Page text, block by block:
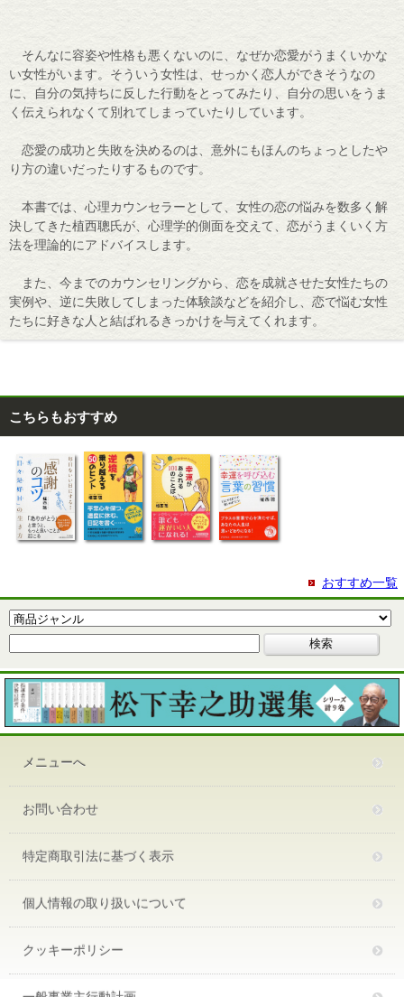
そんなに容姿や性格も悪くないのに、なぜか恋愛がうまくいかな
い女性がいます。そういう女性は、せっかく恋人ができそうなの
に、自分の気持ちに反した行動をとってみたり、自分の思いをうま
く伝えられなくて別れてしまっていたりしています。
恋愛の成功と失敗を決めるのは、意外にもほんのちょっとしたや
り方の違いだったりするものです。
本書では、心理カウンセラーとして、女性の恋の悩みを数多く解
決してきた植西聰氏が、心理学的側面を交えて、恋がうまくいく方
法を理論的にアドバイスします。
また、今までのカウンセリングから、恋を成就させた女性たちの
実例や、逆に失敗してしまった体験談などを紹介し、恋で悩む女性
たちに好きな人と結ばれるきっかけを与えてくれます。
こちらもおすすめ
おすすめ一覧
メニューへ
お問い合わせ
特定商取引法に基づく表示
個人情報の取り扱いについて
クッキーポリシー